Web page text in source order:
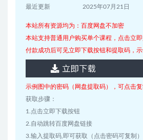
最近更新 2025年07月21日
本站所有资源均为：百度网盘不加密
本站支持普通用户购买单个课程，点击立
付款成功后可见立即下载按钮和提取码，示
示例图中的密码（网盘提取码），可点击复
获取步骤：
1.点击立即下载按钮
2.自动跳转百度网盘链接
3.输入提取码,即可获取（点击密码可复制）